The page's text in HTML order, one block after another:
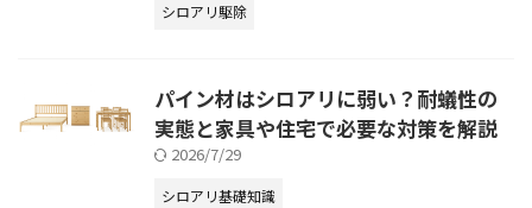
シロアリ駆除
パイン材はシロアリに弱い？耐蟻性の
実態と家具や住宅で必要な対策を解説
2026/7/29
シロアリ基礎知識